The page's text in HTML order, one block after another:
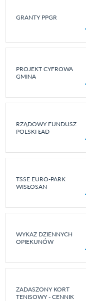
GRANTY PPGR
PROJEKT CYFROWA
GMINA
RZĄDOWY FUNDUSZ
POLSKI ŁAD
TSSE EURO-PARK
WISŁOSAN
WYKAZ DZIENNYCH
OPIEKUNÓW
ZADASZONY KORT
TENISOWY - CENNIK